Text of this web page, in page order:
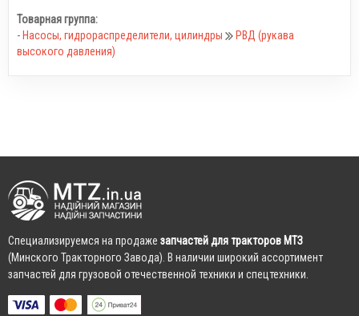
Товарная группа:
- Насосы, гидрораспределители, цилиндры
РВД (рукава
высокого давления)
Cпециализируемся на продаже запчастей для тракторов МТЗ
(Минского Тракторного Завода). В наличии широкий ассортимент
запчастей для грузовой отечественной техники и спецтехники.